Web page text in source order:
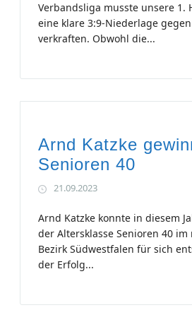
Verbandsliga musste unsere 1.
eine klare 3:9-Niederlage gegen
verkraften. Obwohl die...
Arnd Katzke
Senioren 40
21.09.2023
Arnd Katzke konnte in diesem
der Altersklasse Senioren 40
Bezirk Südwestfalen für sich
der Erfolg...